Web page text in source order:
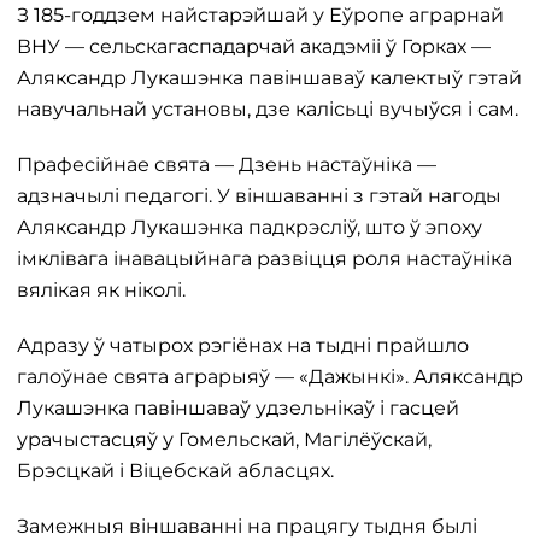
З 185-годдзем найстарэйшай у Еўропе аграрнай
ВНУ — сельскагаспадарчай акадэміі ў Горках —
Аляксандр Лукашэнка павіншаваў калектыў гэтай
навучальнай установы, дзе калісьці вучыўся і сам.
Прафесійнае свята — Дзень настаўніка —
адзначылі педагогі. У віншаванні з гэтай нагоды
Аляксандр Лукашэнка падкрэсліў, што ў эпоху
імклівага інавацыйнага развіцця роля настаўніка
вялікая як ніколі.
Адразу ў чатырох рэгіёнах на тыдні прайшло
галоўнае свята аграрыяў — «Дажынкі». Аляксандр
Лукашэнка павіншаваў удзельнікаў і гасцей
урачыстасцяў у Гомельскай, Магілёўскай,
Брэсцкай і Віцебскай абласцях.
Замежныя віншаванні на працягу тыдня былі